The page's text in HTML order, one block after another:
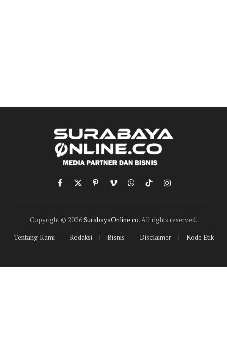
Facebook
X
(Twitter)
PinterestVimeoWhatsApp
TikTokInstagram
Copyright © 2026SurabayaOnline.co. All rights reserved.
Tentang Kami
Redaksi Bisnis Disclaimer Kode Etik